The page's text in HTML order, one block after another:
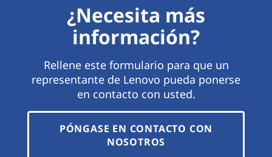
¿Necesita más
información?
Rellene este formulario para que un
representante de Lenovo pueda ponerse
en contacto con usted.
PÓNGASE EN CONTACTO CON
NOSOTROS